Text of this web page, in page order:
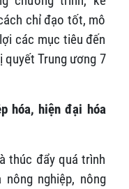
chỉ đạo tốt, mô
các mục tiêu đến
quyết Trung ương 7
hóa, hiện đại hóa
thúc đẩy quá trình
nghiệp, nông